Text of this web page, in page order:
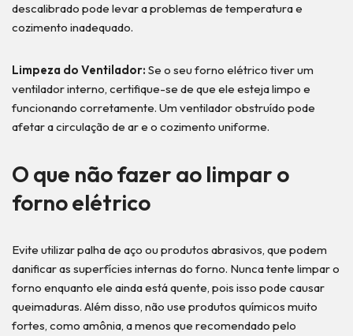
descalibrado pode levar a problemas de temperatura e
cozimento inadequado.
Limpeza do Ventilador: Se o seu forno elétrico tiver um
ventilador interno, certifique-se de que ele esteja limpo e
funcionando corretamente. Um ventilador obstruído pode
afetar a circulação de ar e o cozimento uniforme.
O que não fazer ao limpar o
forno elétrico
Evite utilizar palha de aço ou produtos abrasivos, que podem
danificar as superfícies internas do forno. Nunca tente limpar o
forno enquanto ele ainda está quente, pois isso pode causar
queimaduras. Além disso, não use produtos químicos muito
fortes, como amônia, a menos que recomendado pelo